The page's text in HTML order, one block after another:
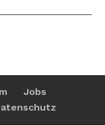
Jobs